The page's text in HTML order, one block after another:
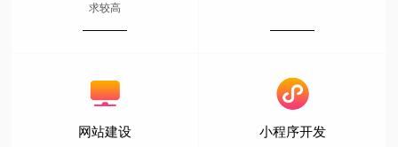
求较高
网站建设 小程序开发